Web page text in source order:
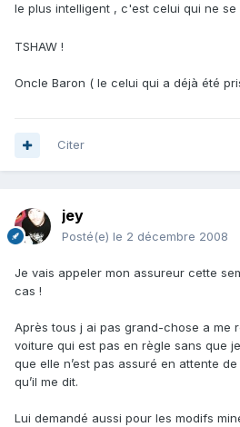
le plus intelligent , c'est celui qui ne se
TSHAW !
Oncle Baron ( le celui qui a déjà été
Citer
jey
Posté(e) le 2 décembre 2008
Je vais appeler mon assureur cette
cas !
Après tous j ai pas grand-chose a me
voiture qui est pas en règle sans que
que elle n’est pas assuré en attente
qu’il me dit.
Lui demandé aussi pour les modifs